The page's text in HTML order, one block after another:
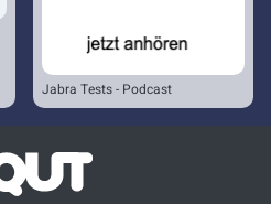
Jabra Tests - Podcast